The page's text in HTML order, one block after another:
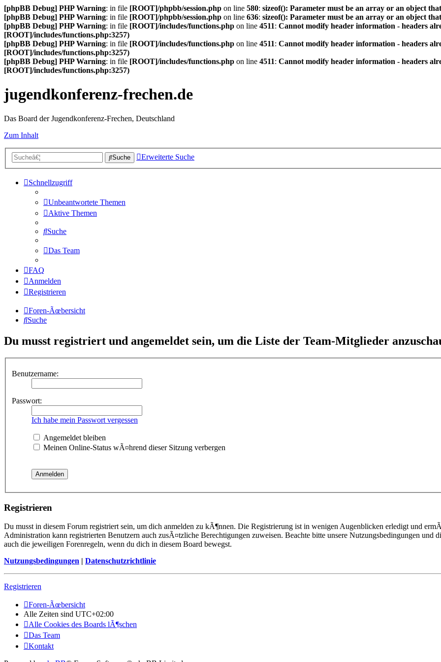
[phpBB Debug] PHP Warning: in file [ROOT]/phpbb/session.php on line 580: sizeof(): Parameter must be an array or an object
[phpBB Debug] PHP Warning: in file [ROOT]/phpbb/session.php on line 636: sizeof(): Parameter must be an array or an object
[phpBB Debug] PHP Warning: in file [ROOT]/includes/functions.php on line 4511: Cannot modify header information - headers
[ROOT]/includes/functions.php:3257)
[phpBB Debug] PHP Warning: in file [ROOT]/includes/functions.php on line 4511: Cannot modify header information - headers
[ROOT]/includes/functions.php:3257)
[phpBB Debug] PHP Warning: in file [ROOT]/includes/functions.php on line 4511: Cannot modify header information - headers
[ROOT]/includes/functions.php:3257)
jugendkonferenz-frechen.de
Das Board der Jugendkonferenz-Frechen, Deutschland
Zum Inhalt
Suche Erweiterte Suche
Schnellzugriff
Unbeantwortete Themen
Aktive Themen
Suche
Das Team
FAQ
Anmelden
Registrieren
Foren-Ãœbersicht
Suche
Du musst registriert und angemeldet sein, um die Liste der Team-Mitglieder
Benutzername:
Passwort:
Ich habe mein Passwort vergessen
Angemeldet bleiben
Meinen Online-Status wÃ¤hrend dieser Sitzung verbergen
Registrieren
Du musst in diesem Forum registriert sein, um dich anmelden zu kÃ¶nnen. Die Registrierung ist in wenigen Augenblicken erledigt und
Administration kann registrierten Benutzern auch zusÃ¤tzliche Berechtigungen zuweisen. Beachte bitte unsere Nutzungsbedingungen und
auch die jeweiligen Forenregeln, wenn du dich in diesem Board bewegst.
Nutzungsbedingungen | Datenschutzrichtlinie
Registrieren
Foren-Ãœbersicht
Alle Zeiten sind UTC+02:00
Alle Cookies des Boards lÃ¶schen
Das Team
Kontakt